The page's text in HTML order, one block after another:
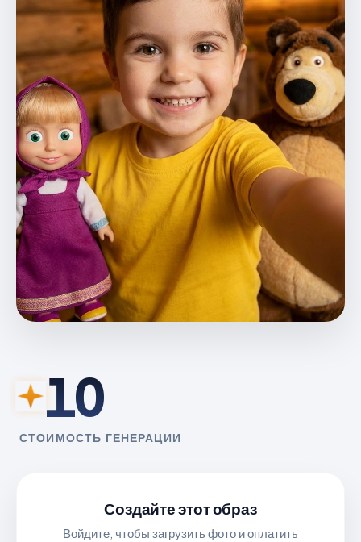
10
СТОИМОСТЬ ГЕНЕРАЦИИ
Создайте этот образ
Войдите, чтобы загрузить фото и оплатить